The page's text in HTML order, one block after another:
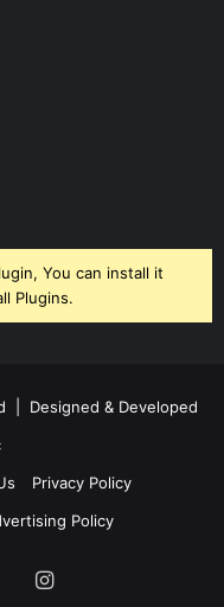
You can install it
Plugins.
| Designed & Developed
Privacy Policy
Policy
Instagram